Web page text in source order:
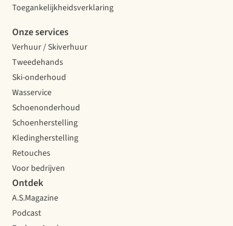
Toegankelijkheidsverklaring
Onze services
Verhuur / Skiverhuur
Tweedehands
Ski-onderhoud
Wasservice
Schoenonderhoud
Schoenherstelling
Kledingherstelling
Retouches
Voor bedrijven
Ontdek
A.S.Magazine
Podcast